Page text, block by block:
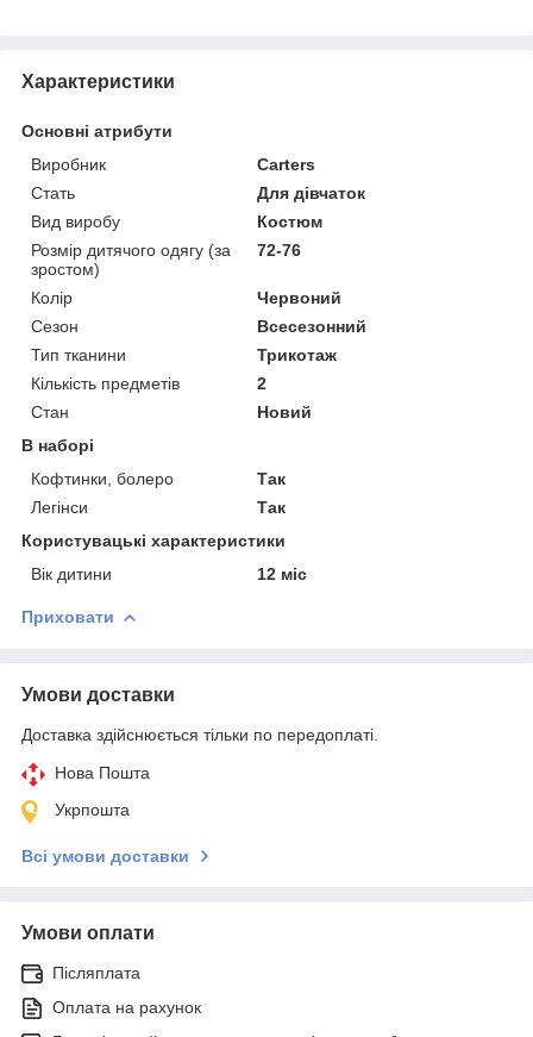
Характеристики
Основні атрибути
Виробник
Carters
Стать
Для дівчаток
Вид виробу
Костюм
Розмір дитячого одягу (за
зростом)
72-76
Колір
Червоний
Сезон
Всесезонний
Тип тканини
Трикотаж
Кількість предметів
2
Стан
Новий
В наборі
Кофтинки, болеро
Так
Легінси
Так
Користувацькi характеристики
Вік дитини
12 міс
Приховати
Умови доставки
Доставка здійснюється тільки по передоплаті.
Нова Пошта
Укрпошта
Всі умови доставки
Умови оплати
Післяплата
Оплата на рахунок